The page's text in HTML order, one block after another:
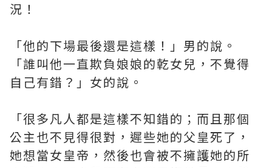
況！
「他的下場最後還是這樣！」男的說。
「誰叫他一直欺負娘娘的亁女兒，不覺得
自己有錯？」女的說。
「很多凡人都是這樣不知錯的；而且那個
公主也不見得很對，遲些她的父皇死了，
她想當女皇帝，然後也會被不擁護她的所